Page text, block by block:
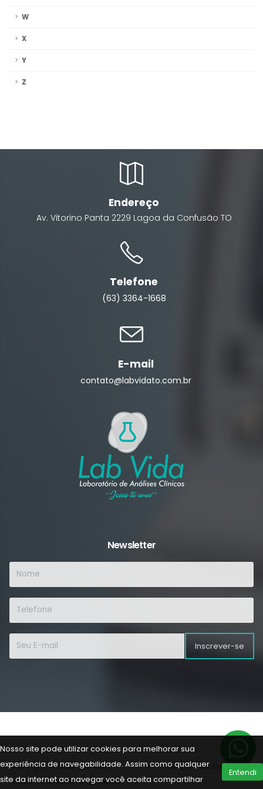
W
X
Y
Z
Endereço
Av. Vitorino Panta 2229 Lagoa da Confusão TO
Telefone
(63) 3364-1668
E-mail
contato@labvidato.com.br
Newsletter
Inscrever-se
Copyright © 2026 Lab Vida.
Todos os direitos reservados
Criação de sites
Nosso site pode utilizar cookies para melhorar sua
experiência de navegabilidade. Assim como qualquer
site da internet ao navegar você aceita compartilhar
Entendi